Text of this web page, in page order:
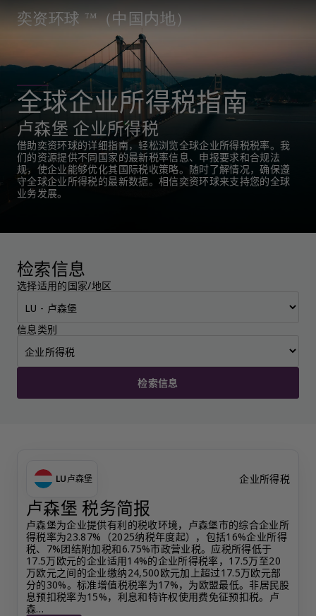
奕资环球 ™（中国内地）
全球企业所得税指南
卢森堡 企业所得税
借助奕资环球的详细指南，轻松浏览全球企业所得税税率。我
们的资源提供不同国家的最新税率信息、申报要求和合规法
规，使企业能够优化其国际税收策略。随时了解情况，确保遵
守全球企业所得税的最新数据。相信奕资环球来支持您的全球
业务发展。
检索信息
选择适用的国家/地区
信息类别
检索信息
LU卢森堡 企业所得税
卢森堡 税务简报
卢森堡为企业提供有利的税收环境，卢森堡市的综合企业所
得税率为23.87%（2025纳税年度起），包括16%企业所得
税、7%团结附加税和6.75%市政营业税。应税所得低于
17.5万欧元的企业适用14%的企业所得税率，17.5万至20
万欧元之间的企业缴纳24,500欧元加上超过17.5万欧元部
分的30%。标准增值税税率为17%，为欧盟最低。非居民股
息预扣税率为15%，利息和特许权使用费免征预扣税。卢
森…